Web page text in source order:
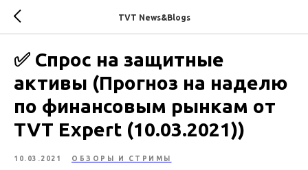
TVT News&Blogs
✅ Спрос на защитные
активы (Прогноз на наделю
по финансовым рынкам от
TVT Expert (10.03.2021))
10.03.2021 ОБЗОРЫ И СТРИМЫ